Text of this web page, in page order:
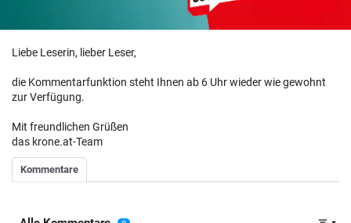
Liebe Leserin, lieber Leser,
die Kommentarfunktion steht Ihnen ab 6 Uhr wieder wie gewohnt
zur Verfügung.
Mit freundlichen Grüßen
das krone.at-Team